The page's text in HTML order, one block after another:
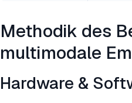
Methodik des
multimodale
Hardware &